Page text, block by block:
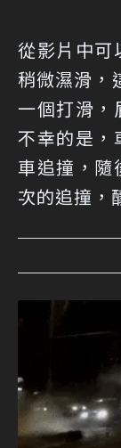
從影片中可
稍微濕滑，
一個打滑，
不幸的是，
車追撞，隨
次的追撞，